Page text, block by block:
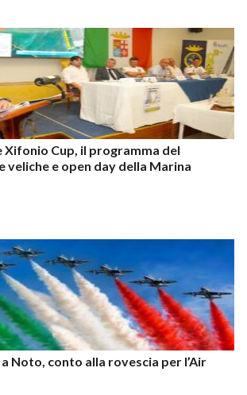
Xifonio Cup, il programma del
veliche e open day della Marina
Noto, conto alla rovescia per l’Air